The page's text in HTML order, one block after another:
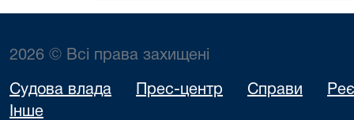
2026 © Всі права захищені
Судова влада Прес-центр Справи
Інше